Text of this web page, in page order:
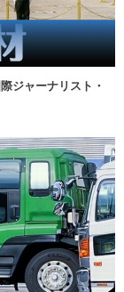
ジャーナリスト・